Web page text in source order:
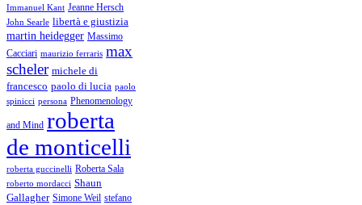
Immanuel Kant Jeanne Hersch
John Searle libertà e giustizia
martin heidegger Massimo
Cacciari maurizio ferraris max
scheler michele di
francesco paolo di lucia paolo
spinicci persona Phenomenology
and Mind roberta
de monticelli
roberta guccinelli Roberta Sala
roberto mordacci Shaun
Gallagher Simone Weil stefano